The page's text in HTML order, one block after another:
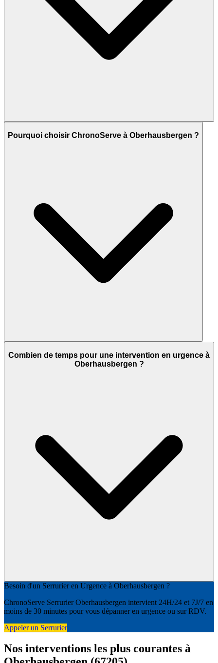
Pourquoi choisir ChronoServe à Oberhausbergen ?
Combien de temps pour une intervention en urgence à
Oberhausbergen ?
Besoin d'un Serrurier en Urgence à Oberhausbergen ?
ChronoServe Serrurier Oberhausbergen intervient 24H/24 et 7J/7 en
moins de 30 minutes pour vous dépanner en urgence ou sur RDV.
Appeler un Serrurier
Nos interventions les plus courantes à